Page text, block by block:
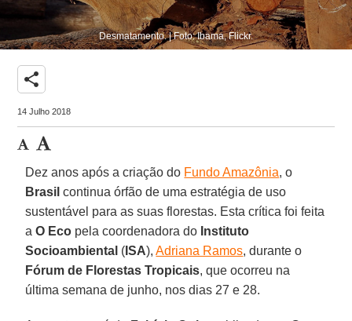
Desmatamento. | Foto: Ibama, Flickr.
share
14 Julho 2018
Dez anos após a criação do Fundo Amazônia, o
Brasil continua órfão de uma estratégia de uso
sustentável para as suas florestas. Esta crítica foi feita
aO Eco pela coordenadora do Instituto
Socioambiental ( ISA),Adriana Ramos, durante o
Fórum de Florestas Tropicais, que ocorreu na
última semana de junho, nos dias 27 e 28.